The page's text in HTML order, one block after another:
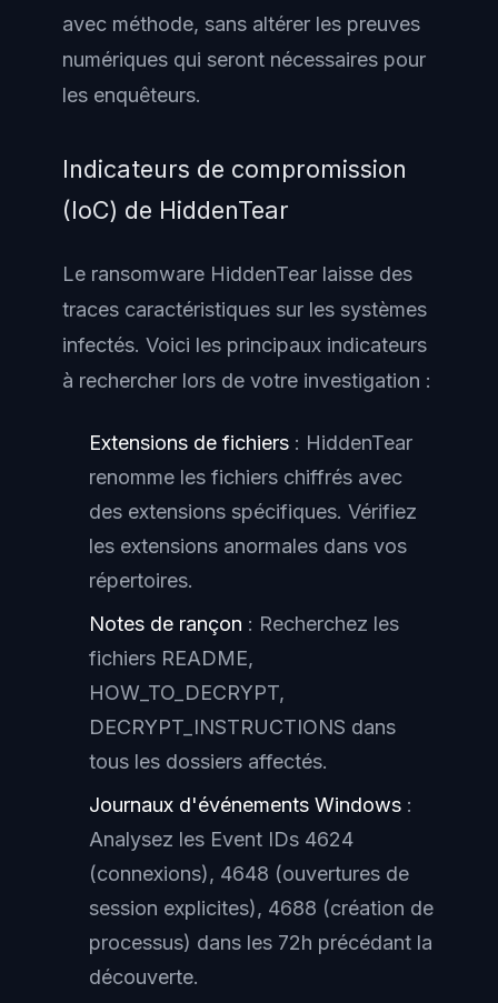
avec méthode, sans altérer les preuves
numériques qui seront nécessaires pour
les enquêteurs.
Indicateurs de compromission
(IoC) de HiddenTear
Le ransomware HiddenTear laisse des
traces caractéristiques sur les systèmes
infectés. Voici les principaux indicateurs
à rechercher lors de votre investigation :
Extensions de fichiers : HiddenTear
renomme les fichiers chiffrés avec
des extensions spécifiques. Vérifiez
les extensions anormales dans vos
répertoires.
Notes de rançon : Recherchez les
fichiers README,
HOW_TO_DECRYPT,
DECRYPT_INSTRUCTIONS dans
tous les dossiers affectés.
Journaux d'événements Windows :
Analysez les Event IDs 4624
(connexions), 4648 (ouvertures de
session explicites), 4688 (création de
processus) dans les 72h précédant la
découverte.